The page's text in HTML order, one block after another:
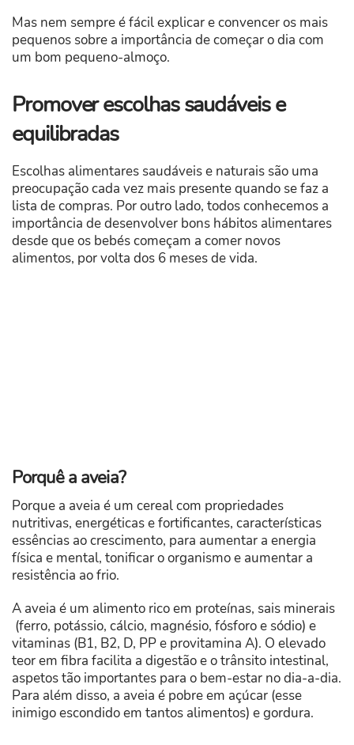
Mas nem sempre é fácil explicar e convencer os mais
pequenos sobre a importância de começar o dia com
um bom pequeno-almoço.
Promover escolhas saudáveis e
equilibradas
Escolhas alimentares saudáveis e naturais são uma
preocupação cada vez mais presente quando se faz a
lista de compras. Por outro lado, todos conhecemos a
importância de desenvolver bons hábitos alimentares
desde que os bebés começam a comer novos
alimentos, por volta dos 6 meses de vida.
Porquê a aveia?
Porque a aveia é um cereal com propriedades
nutritivas, energéticas e fortificantes, características
essências ao crescimento, para aumentar a energia
física e mental, tonificar o organismo e aumentar a
resistência ao frio.
A aveia é um alimento rico em proteínas, sais minerais
(ferro, potássio, cálcio, magnésio, fósforo e sódio) e
vitaminas (B1, B2, D, PP e provitamina A). O elevado
teor em fibra facilita a digestão e o trânsito intestinal,
aspetos tão importantes para o bem-estar no dia-a-dia.
Para além disso, a aveia é pobre em açúcar (esse
inimigo escondido em tantos alimentos) e gordura.